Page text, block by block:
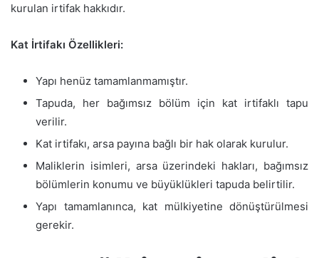
kurulan irtifak hakkıdır.
Kat İrtifakı Özellikleri:
Yapı henüz tamamlanmamıştır.
Tapuda, her bağımsız bölüm için kat irtifaklı tapu
verilir.
Kat irtifakı, arsa payına bağlı bir hak olarak kurulur.
Maliklerin isimleri, arsa üzerindeki hakları, bağımsız
bölümlerin konumu ve büyüklükleri tapuda belirtilir.
Yapı tamamlanınca, kat mülkiyetine dönüştürülmesi
gerekir.